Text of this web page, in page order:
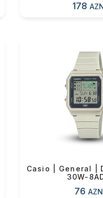
178
Casio | General |
30W-
76 AZN